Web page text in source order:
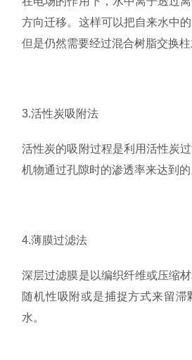
方向迁移。这样可以把自来水中
但是仍然需要经过混合树脂交换柱
3.活性炭吸附法
活性炭的吸附过程是利用活性炭
机物通过孔隙时的渗透率来达到的
4.薄膜过滤法
深层过滤膜是以编织纤维或压缩
随机性吸附或是捕捉方式来留滞
水。